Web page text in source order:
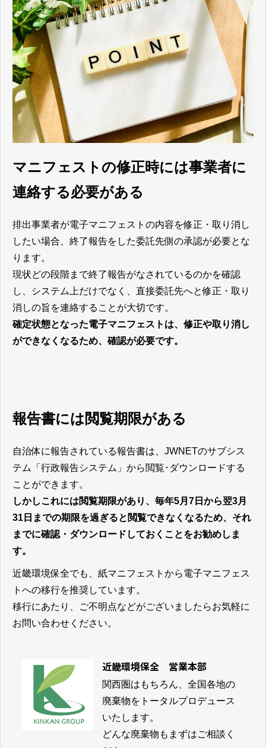
マニフェストの修正時には事業者に
連絡する必要がある
排出事業者が電子マニフェストの内容を修正・取り消し
したい場合、終了報告をした委託先側の承認が必要とな
ります。
現状どの段階まで終了報告がなされているのかを確認
し、システム上だけでなく、直接委託先へと修正・取り
消しの旨を連絡することが大切です。
確定状態となった電子マニフェストは、修正や取り消し
ができなくなるため、確認が必要です。
報告書には閲覧期限がある
自治体に報告されている報告書は、JWNETのサブシス
テム「行政報告システム」から閲覧･ダウンロードする
ことができます。
しかしこれには閲覧期限があり、毎年5月7日から翌3月
31日までの期限を過ぎると閲覧できなくなるため、それ
までに確認・ダウンロードしておくことをお勧めしま
す。
近畿環境保全でも、紙マニフェストから電子マニフェス
トへの移行を推奨しています。
移行にあたり、ご不明点などがございましたらお気軽に
お問い合わせください。
近畿環境保全 営業本部
関西圏はもちろん、全国各地の
廃棄物をトータルプロデュース
いたします。
どんな廃棄物もまずはご相談く